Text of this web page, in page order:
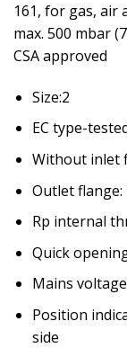
161, for gas, air
max. 500 mbar
CSA approved
Size:2
EC type-
Without inlet
Outlet flange:
Rp internal
Quick
Mains
Position
side